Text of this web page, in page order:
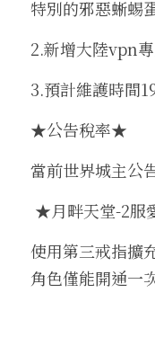
特別的邪惡蜥蜴
2.新增大陸vpn
3.預計維護時間
★公告稅率★
當前世界城主公
★月畔天堂-2服
使用第三戒指擴
角色僅能開通一